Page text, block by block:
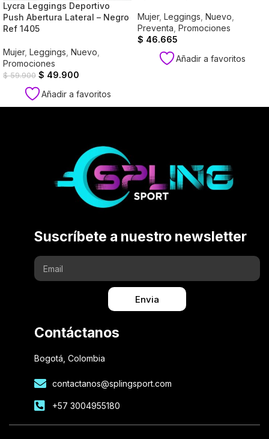
Lycra Leggings Deportivo
Push Abertura Lateral – Negro
Ref 1405
Mujer, Leggings Nuevo
Promociones
$59.900 $ 49.900
Añadir a favoritos
Mujer, Leggings Nuevo
Preventa Promociones
$ 46.665
Añadir a favoritos
Suscríbete a nuestro newsletter
Envia
Contáctanos
Bogotá, Colombia
contactanos@splingsport.com
+57 3004955180